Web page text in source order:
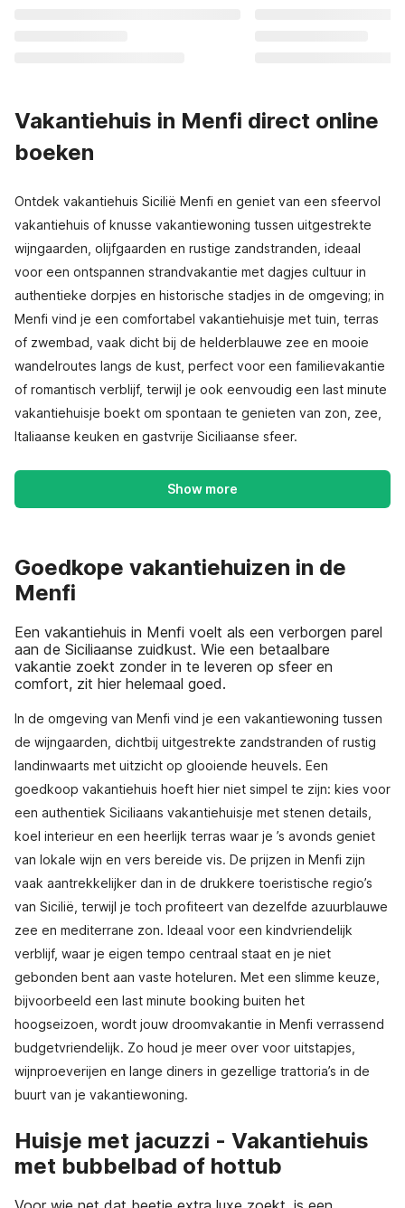
Vakantiehuis in Menfi direct online
boeken
Ontdek vakantiehuis Sicilië Menfi en geniet van een sfeervol
vakantiehuis of knusse vakantiewoning tussen uitgestrekte
wijngaarden, olijfgaarden en rustige zandstranden, ideaal
voor een ontspannen strandvakantie met dagjes cultuur in
authentieke dorpjes en historische stadjes in de omgeving; in
Menfi vind je een comfortabel vakantiehuisje met tuin, terras
of zwembad, vaak dicht bij de helderblauwe zee en mooie
wandelroutes langs de kust, perfect voor een familievakantie
of romantisch verblijf, terwijl je ook eenvoudig een last minute
vakantiehuisje boekt om spontaan te genieten van zon, zee,
Italiaanse keuken en gastvrije Siciliaanse sfeer.
Show more
Goedkope vakantiehuizen in de
Menfi
Een vakantiehuis in Menfi voelt als een verborgen parel
aan de Siciliaanse zuidkust. Wie een betaalbare
vakantie zoekt zonder in te leveren op sfeer en
comfort, zit hier helemaal goed.
In de omgeving van Menfi vind je een vakantiewoning tussen
de wijngaarden, dichtbij uitgestrekte zandstranden of rustig
landinwaarts met uitzicht op glooiende heuvels. Een
goedkoop vakantiehuis hoeft hier niet simpel te zijn: kies voor
een authentiek Siciliaans vakantiehuisje met stenen details,
koel interieur en een heerlijk terras waar je ’s avonds geniet
van lokale wijn en vers bereide vis. De prijzen in Menfi zijn
vaak aantrekkelijker dan in de drukkere toeristische regio’s
van Sicilië, terwijl je toch profiteert van dezelfde azuurblauwe
zee en mediterrane zon. Ideaal voor een kindvriendelijk
verblijf, waar je eigen tempo centraal staat en je niet
gebonden bent aan vaste hoteluren. Met een slimme keuze,
bijvoorbeeld een last minute booking buiten het
hoogseizoen, wordt jouw droomvakantie in Menfi verrassend
budgetvriendelijk. Zo houd je meer over voor uitstapjes,
wijnproeverijen en lange diners in gezellige trattoria’s in de
buurt van je vakantiewoning.
Huisje met jacuzzi - Vakantiehuis
met bubbelbad of hottub